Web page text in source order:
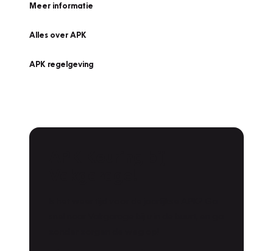
Meer informatie
Alles over APK
APK regelgeving